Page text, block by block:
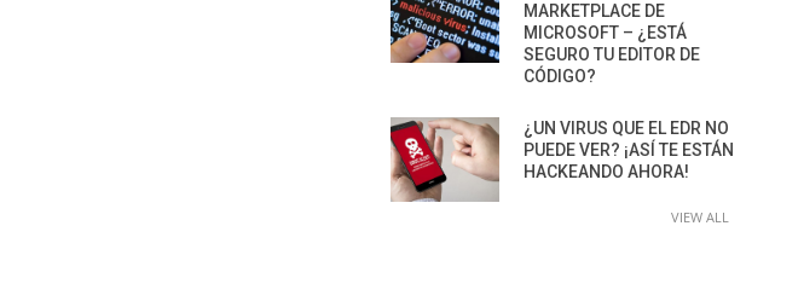
MARKETPLACE DE
MICROSOFT – ¿ESTÁ
SEGURO TU EDITOR DE
CÓDIGO?
¿UN VIRUS QUE EL EDR NO
PUEDE VER? ¡ASÍ TE ESTÁN
HACKEANDO AHORA!
VIEW ALL